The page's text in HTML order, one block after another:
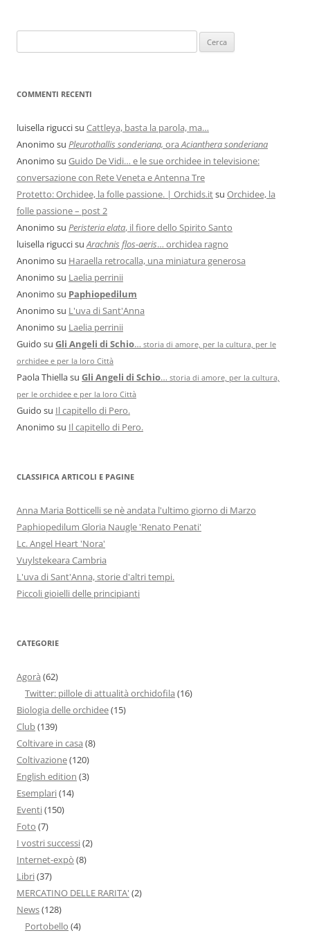
COMMENTI RECENTI
luisella riguccisu Cattleya, basta la parola, ma…
Anonimo su Pleurothallis sonderiana, ora Acianthera sonderiana
Anonimo su Guido De Vidi… e le sue orchidee in televisione:
conversazione con Rete Veneta e Antenna Tre
Protetto: Orchidee, la folle passione. | Orchids.itsu Orchidee, la
folle passione – post 2
Anonimo su Peristeria elata, il fiore dello Spirito Santo
luisella riguccisu Arachnis flos-aeris… orchidea ragno
Anonimo su Haraella retrocalla, una miniatura generosa
Anonimo su Laelia perrinii
Anonimo su Paphiopedilum
Anonimo su L'uva di Sant'Anna
Anonimo su Laelia perrinii
Guido su Gli Angeli di Schio… storia di amore, per la cultura, per le
orchidee e per la loro Città
Paola Thiellasu Gli Angeli di Schio… storia di amore, per la cultura,
per le orchidee e per la loro Città
Guido su Il capitello di Pero.
Anonimo su Il capitello di Pero.
CLASSIFICA ARTICOLI E PAGINE
Anna Maria Botticelli se nè andata l'ultimo giorno di Marzo
Paphiopedilum Gloria Naugle 'Renato Penati'
Lc. Angel Heart 'Nora'
Vuylstekeara Cambria
L'uva di Sant'Anna, storie d'altri tempi.
Piccoli gioielli delle principianti
CATEGORIE
Agorà (62)
Twitter: pillole di attualità orchidofila (16)
Biologia delle orchidee(15)
Club(139)
Coltivare in casa (8)
Coltivazione(120)
English edition (3)
Esemplari(14)
Eventi(150)
Foto (7)
I vostri successi(2)
Internet-expò (8)
Libri(37)
MERCATINO DELLE RARITA' (2)
News(128)
Portobello (4)